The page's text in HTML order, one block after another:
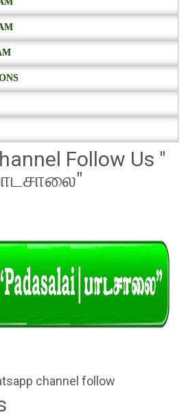
Follow Us "
channel follow